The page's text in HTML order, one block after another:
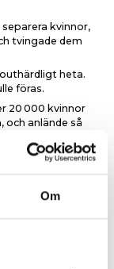
Om
kvinnor,
tvingade dem
heta.
föras.
20 000 kvinnor
anlände så
och 77 år, som
ombord
eller pojkar kvar.